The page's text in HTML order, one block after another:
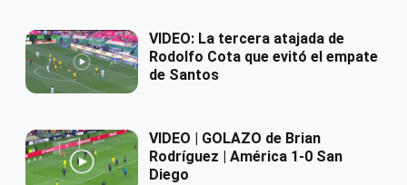
VIDEO: La tercera atajada de
Rodolfo Cota que evitó el empate
de Santos
VIDEO | GOLAZO de Brian
Rodríguez | América 1-0 San
Diego